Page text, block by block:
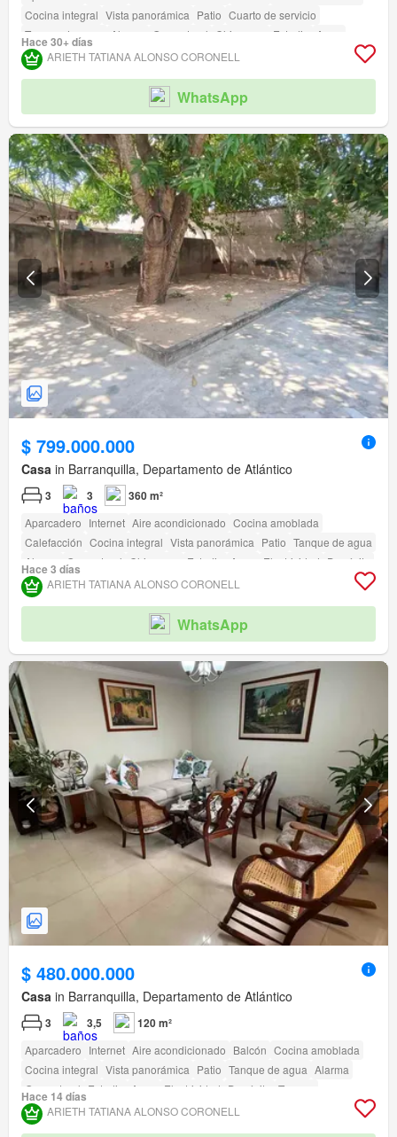
Cocina integral Vista panorámica Patio Cuarto de servicio
Tanque de agua
Alarma Gas natural Chimenea Estudio
Agua
Electricidad Depósito Terraza Permite mascotas
amenity_wi_fi
Acceso para personas con discapacidad
Hace 30+ días
ARIETH TATIANA ALONSO CORONELL
WhatsApp
$ 799.000.000
Casa in Barranquilla, Departamento de Atlántico
3 3 360 m²
Aparcadero Internet Aire acondicionado Cocina amoblada
Calefacción Cocina integral Vista panorámica Patio Tanque de agua
Alarma
Gas natural Chimenea Estudio Agua Electricidad Depósito
Terraza Permite mascotas Permite niños amenity_wi_fi
Seguridad privada
Acceso para personas con discapacidad
Hace 3 días
ARIETH TATIANA ALONSO CORONELL
WhatsApp
$ 480.000.000
Casa in Barranquilla, Departamento de Atlántico
3 3,5 120 m²
Aparcadero Internet Aire acondicionado Balcón Cocina amoblada
Cocina integral Vista panorámica Patio Tanque de agua Alarma
Gas natural Estudio Agua Electricidad Depósito
Terraza
Permite mascotas Permite niños amenity_wi_fi
Área infantil
Hace 14 días
ARIETH TATIANA ALONSO CORONELL